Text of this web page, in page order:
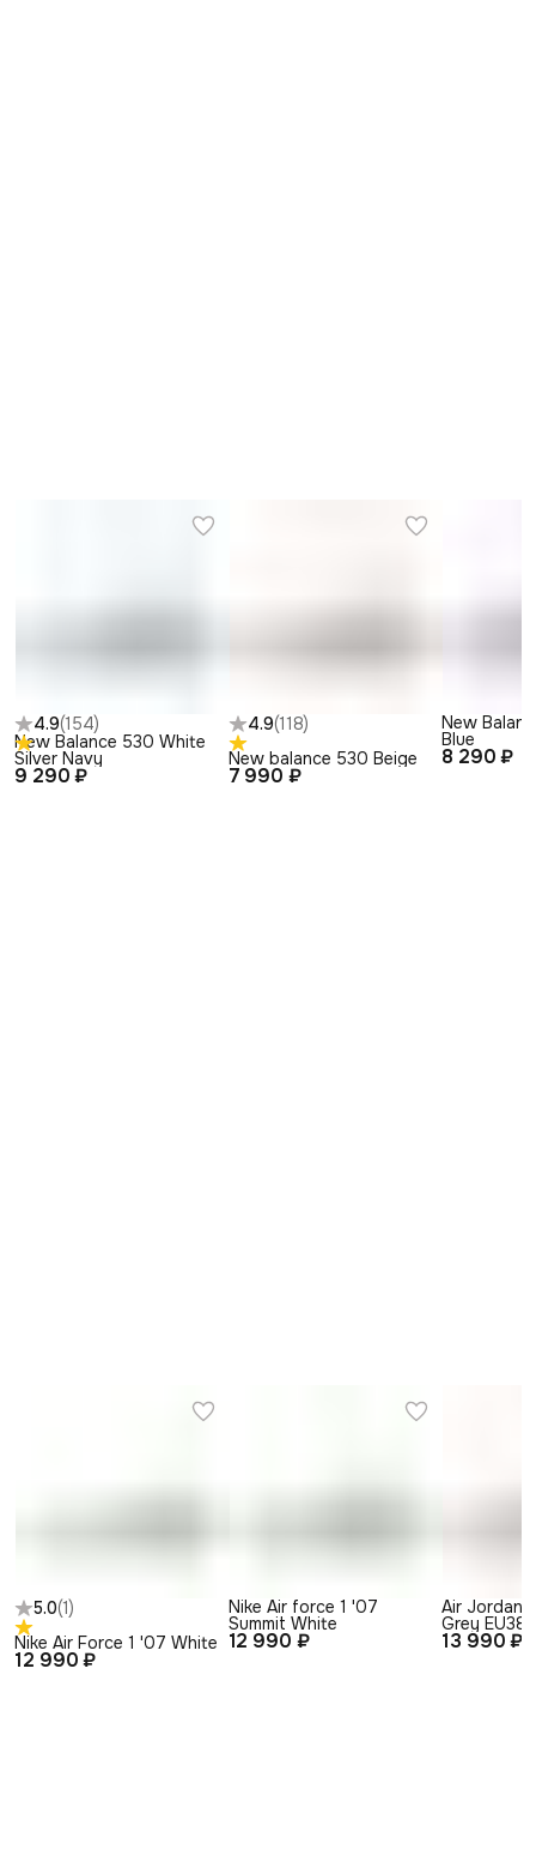
4.9(154)
9 290 ₽
New Balance 530 White
Silver Navy
4.9(118)
7 990 ₽
New balance 530 Beige 8 290 ₽
New
Blue
5.0(1)
12 990 ₽
Nike Air Force 1 '07 White 12 990 ₽
Nike Air force 1 '07
Summit White
13 990 ₽
Air Jordan
Grey EU38